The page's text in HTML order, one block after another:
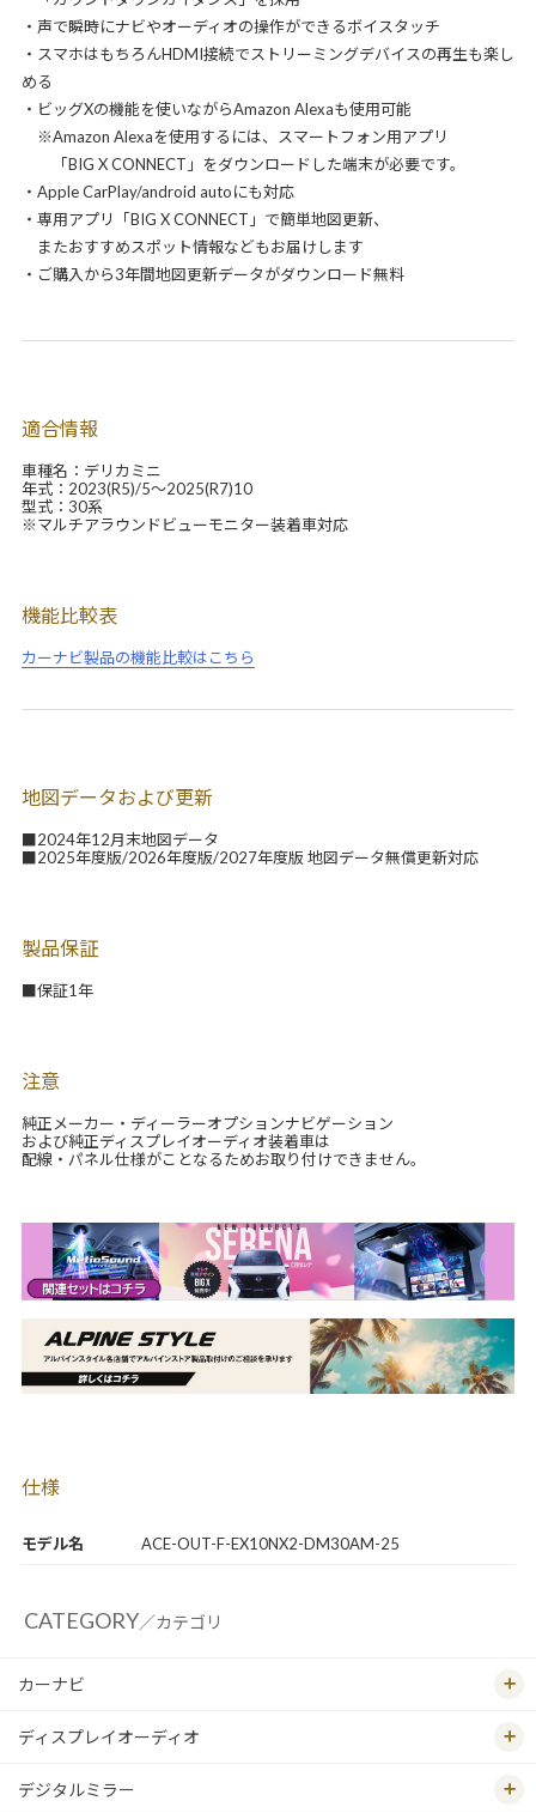
モデル名 ACE-OUT-F-EX10NX2-DM30AM-25
・声で瞬時にナビやオーディオの操作ができるボイスタッチ
・スマホはもちろんHDMI接続でストリーミングデバイスの再生も楽し
める
・ビッグXの機能を使いながらAmazon Alexaも使用可能
※Amazon Alexaを使用するには、スマートフォン用アプリ
「BIG X CONNECT」をダウンロードした端末が必要です。
・Apple CarPlay/android autoにも対応
・専用アプリ「BIG X CONNECT」で簡単地図更新、
またおすすめスポット情報などもお届けします
・ご購入から3年間地図更新データがダウンロード無料
適合情報
車種名：デリカミニ
年式：2023(R5)/5～2025(R7)10
型式：30系
※マルチアラウンドビューモニター装着車対応
機能比較表
カーナビ製品の機能比較はこちら
地図データおよび更新
■2024年12月末地図データ
■2025年度版/2026年度版/2027年度版 地図データ無償更新対応
製品保証
■保証1年
注意
純正メーカー・ディーラーオプションナビゲーション
および純正ディスプレイオーディオ装着車は
配線・パネル仕様がことなるためお取り付けできません。
仕様
CATEGORY／カテゴリ
カーナビ
ディスプレイオーディオ
デジタルミラー